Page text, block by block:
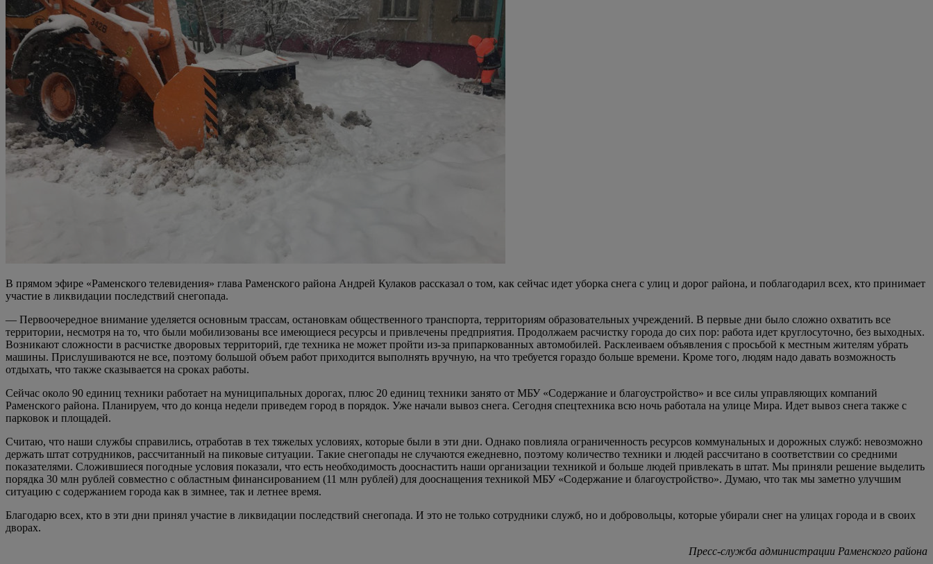
В прямом эфире «Раменского телевидения» глава Раменского района Андрей Кулаков рассказал о том, как сейчас идет уборка снега с улиц и дорог района, и поблагодарил всех, кто принимает
участие в ликвидации последствий снегопада.
— Первоочередное внимание уделяется основным трассам, остановкам общественного транспорта, территориям образовательных учреждений. В первые дни было сложно охватить все
территории, несмотря на то, что были мобилизованы все имеющиеся ресурсы и привлечены предприятия. Продолжаем расчистку города до сих пор: работа идет круглосуточно, без выходных.
Возникают сложности в расчистке дворовых территорий, где техника не может пройти из-за припаркованных автомобилей. Расклеиваем объявления с просьбой к местным жителям убрать
машины. Прислушиваются не все, поэтому большой объем работ приходится выполнять вручную, на что требуется гораздо больше времени. Кроме того, людям надо давать возможность
отдыхать, что также сказывается на сроках работы.
Сейчас около 90 единиц техники работает на муниципальных дорогах, плюс 20 единиц техники занято от МБУ «Содержание и благоустройство» и все силы управляющих компаний
Раменского района. Планируем, что до конца недели приведем город в порядок. Уже начали вывоз снега. Сегодня спецтехника всю ночь работала на улице Мира. Идет вывоз снега также с
парковок и площадей.
Считаю, что наши службы справились, отработав в тех тяжелых условиях, которые были в эти дни. Однако повлияла ограниченность ресурсов коммунальных и дорожных служб: невозможно
держать штат сотрудников, рассчитанный на пиковые ситуации. Такие снегопады не случаются ежедневно, поэтому количество техники и людей рассчитано в соответствии со средними
показателями. Сложившиеся погодные условия показали, что есть необходимость дооснастить наши организации техникой и больше людей привлекать в штат. Мы приняли решение выделить
порядка 30 млн рублей совместно с областным финансированием (11 млн рублей) для дооснащения техникой МБУ «Содержание и благоустройство». Думаю, что так мы заметно улучшим
ситуацию с содержанием города как в зимнее, так и летнее время.
Благодарю всех, кто в эти дни принял участие в ликвидации последствий снегопада. И это не только сотрудники служб, но и добровольцы, которые убирали снег на улицах города и в своих
дворах.
Пресс-служба администрации Раменского района